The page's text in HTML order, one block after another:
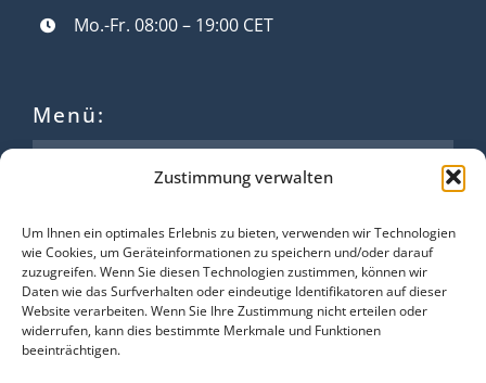
Zustimmung verwalten
Um Ihnen ein optimales Erlebnis zu bieten, verwenden wir Technologien
wie Cookies, um Geräteinformationen zu speichern und/oder darauf
zuzugreifen. Wenn Sie diesen Technologien zustimmen, können wir
Daten wie das Surfverhalten oder eindeutige Identifikatoren auf dieser
Website verarbeiten. Wenn Sie Ihre Zustimmung nicht erteilen oder
widerrufen, kann dies bestimmte Merkmale und Funktionen
beeinträchtigen.
Mo.-Fr. 08:00 – 19:00 CET
Menü:
Über Lion
Kontakt